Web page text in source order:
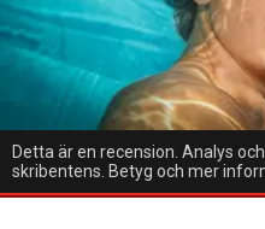
Detta är en recension. Analys
skribentens. Betyg och mer